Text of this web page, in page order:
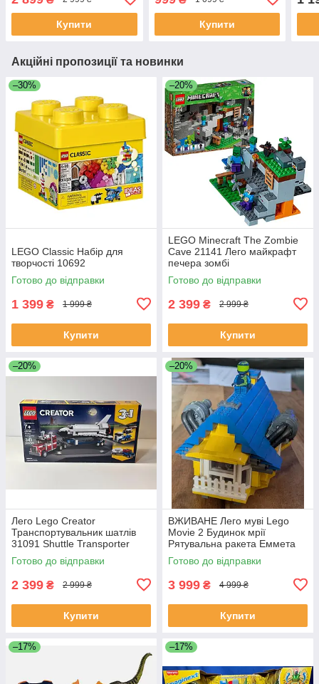
Купити Купити
Акційні пропозиції та новинки
–30%
LEGO Classic Набір для
творчості 10692
Готово до відправки
1 399 ₴ 1 999 ₴
Купити
–20%
LEGO Minecraft The Zombie
Cave 21141 Лего майкрафт
печера зомбі
Готово до відправки
2 399 ₴ 2 999 ₴
Купити
–20%
Лего Lego Creator
Транспортувальник шатлів
31091 Shuttle Transporter
Готово до відправки
2 399 ₴ 2 999 ₴
Купити
–20%
ВЖИВАНЕ Лего муві Lego
Movie 2 Будинок мрії
Рятувальна ракета Еммета
70831 Emmet's Dream House
Rescue Rocket!
Готово до відправки
3 999 ₴ 4 999 ₴
Купити
–17% –17%